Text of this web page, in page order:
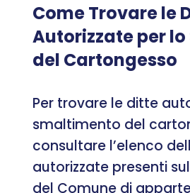
Come Trovare le
Autorizzate per
del Cartongesso
Per trovare le ditte
smaltimento del
consultare l’elenco
autorizzate presenti sul
del Comune di